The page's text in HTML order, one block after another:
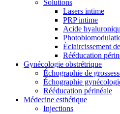
Solutions
Lasers intime
PRP intime
Acide
Éclaircissement
Rééducation
Gynécologie obstrétrique
Échographie de
Échographie
Rééducation périnéale
Médecine esthétique
Injections